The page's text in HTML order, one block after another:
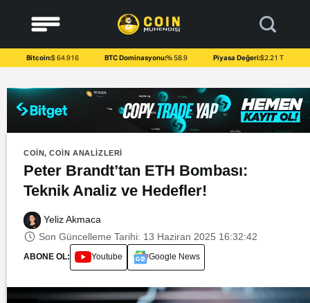
content
Bitcoin:$ 64.916 BTC Dominasyonu:% 58.9 Piyasa Değeri:$2.21 T
COIN,COIN ANALIZLERI
Peter Brandt’tan ETH Bombası:
Teknik Analiz ve Hedefler!
Yeliz Akmaca
Son Güncelleme Tarihi: 13 Haziran 2025 16:32:42
ABONE OL: Youtube Google News